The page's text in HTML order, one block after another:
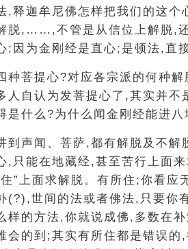
,释迦牟尼佛怎样把我们的这
脱,……,不管是从信位上解脱,
;因为金刚经是直心;是顿法,直
种菩提心?对应各宗派的何种
人自认为发菩提心了,其实并
是什么?为什么闻金刚经能进八
到声闻、菩萨,都有解脱及不
,只能在地藏经,甚至苦行上面
”上面求解脱。有所住;你看
(?),世间的法或者佛法,只要你
样的方法,你就说成佛,多数在
会的到;其实有所住都是错误